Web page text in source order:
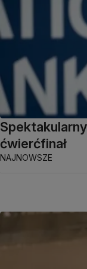
ćwierćfinał
NAJNOWSZE